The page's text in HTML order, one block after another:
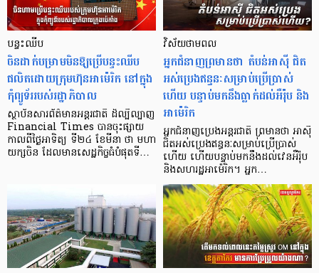
បន្ទះឈីប
ចិនដាក់បម្រាមមិនឱ្យប្រើបន្ទះឈីប
ផលិតដោយក្រុមហ៊ុនអាម៉េរិក នៅក្នុង
កុំព្យូទ័ររបស់រដ្ឋាភិបាល
ស្ថាប័នសារព័ត៌មានអន្តរជាតិ ដ៏ល្បីល្បាញ
Financial Times បានចុះផ្សាយ
កាលពីថ្ងៃអាទិត្យ ទី២៤ ខែមីនា ថា មហា
យក្សចិន ដែលមានសេដ្ឋកិច្ចធំបំផុតទី…
វិស័យថាមពល
អ្នកជំនាញ​ព្រមានថា តំបន់អាស៊ី ជិត
អស់ប្រេងឥន្ធនៈសម្រាប់ប្រើប្រាស់
ហើយ បន្ទាប់មកនឹងធ្លាក់ដល់អឺរ៉ុប និង
អាម៉េរិក
អ្នកជំនាញប្រេងអន្តរជាតិ ព្រមាន​​ថា អាស៊ី
ជិតអស់​ប្រេងឥន្ធនៈសម្រាប់​ប្រើប្រាស់​
ហើយ ហើយ​បន្ទាប់មក​នឹងដល់​វេនអឺរ៉ុប
និងសហរដ្ឋអាម៉េរិក។ អ្នក…